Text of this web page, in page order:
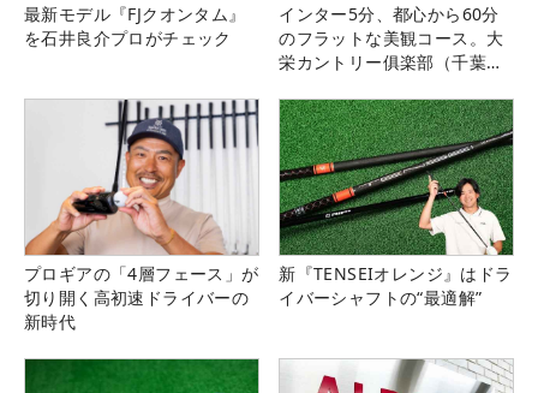
最新モデル『FJクオンタム』
を石井良介プロがチェック
インター5分、都心から60分
のフラットな美観コース。大
栄カントリー俱楽部（千葉
プロギアの「4層フェース」が
切り開く高初速ドライバーの
新時代
新『TENSEIオレンジ』はドラ
イバーシャフトの“最適解”